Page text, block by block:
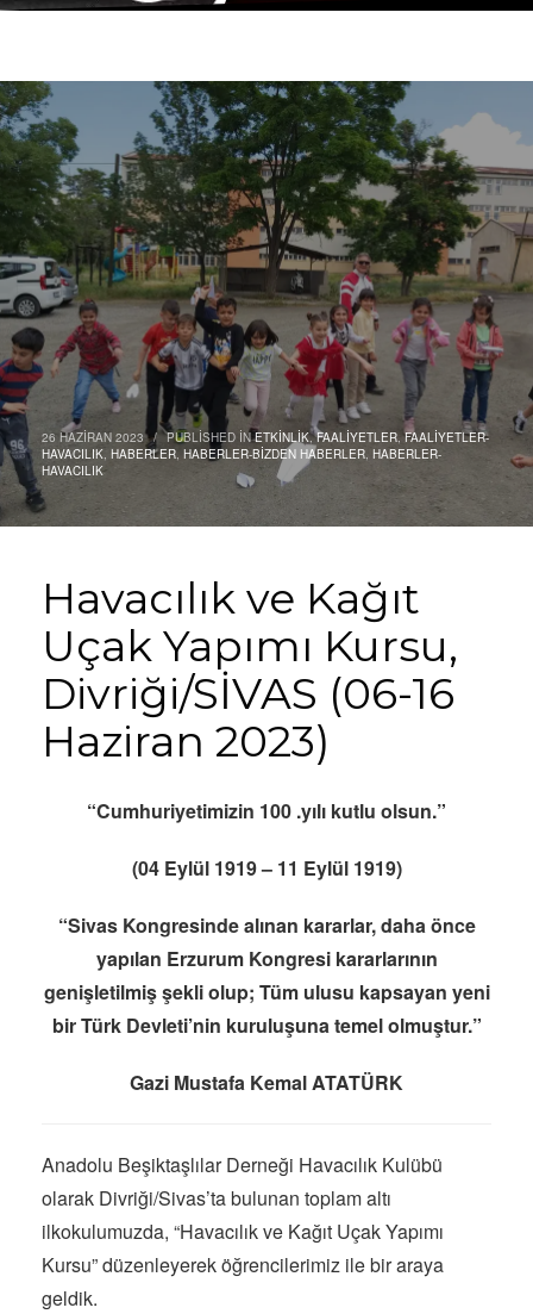
26 HAZIRAN 2023 / PUBLISHED INETKINLIK,FAALIYETLER ,FAALIYETLER-
HAVACILIK HABERLER HABERLER-BIZDEN HABERLER HABERLER-
HAVACILIK
Havacılık ve Kağıt
Uçak Yapımı Kursu,
Divriği/SİVAS (06-16
Haziran 2023)
“Cumhuriyetimizin 100 .yılı kutlu olsun.”
(04 Eylül 1919 – 11 Eylül 1919)
“Sivas Kongresinde alınan kararlar, daha önce
yapılan Erzurum Kongresi kararlarının
genişletilmiş şekli olup; Tüm ulusu kapsayan yeni
bir Türk Devleti’nin kuruluşuna temel olmuştur.”
Gazi Mustafa Kemal ATATÜRK
Anadolu Beşiktaşlılar Derneği Havacılık Kulübü
olarak Divriği/Sivas’ta bulunan toplam altı
ilkokulumuzda, “Havacılık ve Kağıt Uçak Yapımı
Kursu” düzenleyerek öğrencilerimiz ile bir araya
geldik.